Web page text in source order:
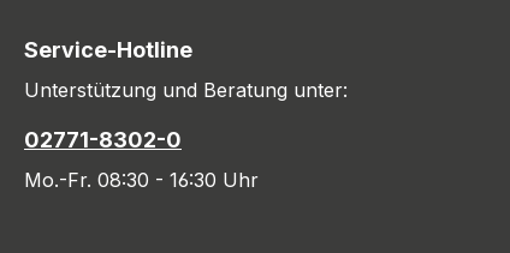
Service-Hotline
Unterstützung und Beratung unter:
02771-8302-0
Mo.-Fr. 08:30 - 16:30 Uhr